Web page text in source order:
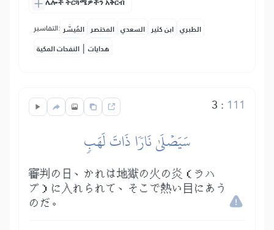
التفاسير: المُيسَّر المختصر السعدي ابن كثير الطبري
النفحات المكية | هدايات
3 : 111
سَيَصۡلَىٰ نَارٗا ذَاتَ لَهَبٖ
審判の日、かれは地獄の火の炎（ラハ
ブ）に入れられて、そこで熱い目にあう
のだ。